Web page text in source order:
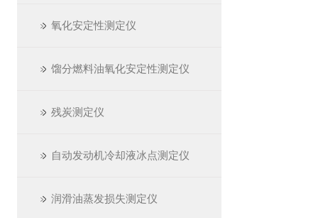
氧化安定性测定仪
馏分燃料油氧化安定性测定仪
残炭测定仪
自动发动机冷却液冰点测定仪
润滑油蒸发损失测定仪